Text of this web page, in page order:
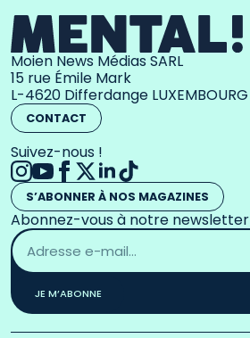
Moien News Médias SARL
15 rue Émile Mark
L-4620 Differdange LUXEMBOURG
CONTACT
Suivez-nous !
S’ABONNER À NOS MAGAZINES
Abonnez-vous à notre newsletter
Adresse
email
*
JE M’ABONNE